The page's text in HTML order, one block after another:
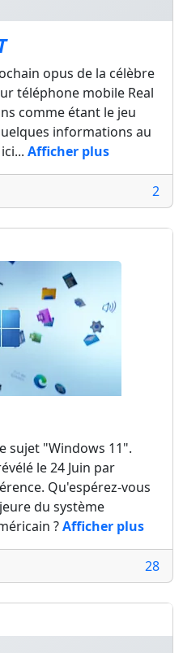
opus de la célèbre
téléphone mobile Real
comme étant le jeu
informations au
Afficher plus
2
sujet "Windows 11".
le 24 Juin par
Qu'espérez-vous
du système
?Afficher plus
28